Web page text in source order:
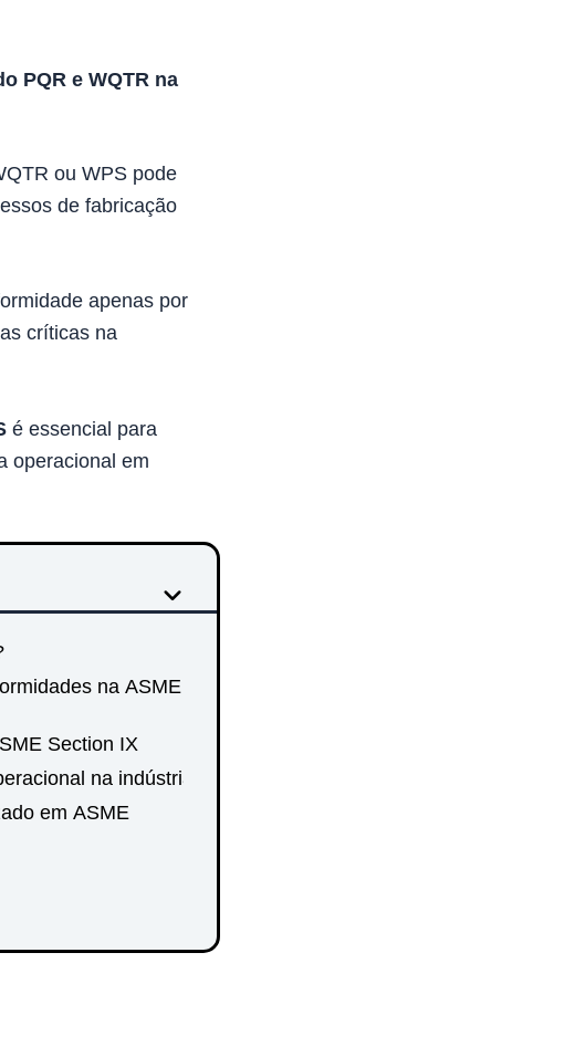
PQR e WQTR na
ou WPS pode
de fabricação
apenas por
críticas na
é essencial para
operacional em
na ASME
Section IX
na indústria
em ASME